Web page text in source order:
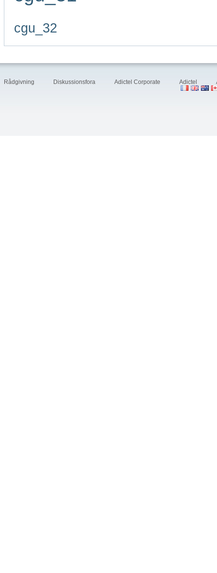
cgu_32
Rådgivning Diskussionsfora Adictel Corporate Adictel